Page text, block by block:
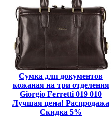
Сумка для документов
кожаная на три отделения
Giorgio Ferretti 019 010
Лучшая цена! Распродажа
Скидка 5%